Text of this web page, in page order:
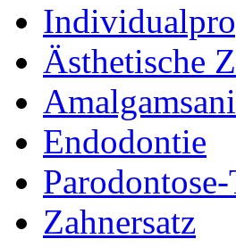
Ästhetische
Endodontie
Zahnersatz